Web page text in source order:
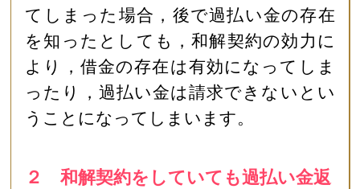
てしまった場合，後で過払い金の存在
を知ったとしても，和解契約の効力に
より，借金の存在は有効になってしま
ったり，過払い金は請求できないとい
うことになってしまいます。
２ 和解契約をしていても過払い金返